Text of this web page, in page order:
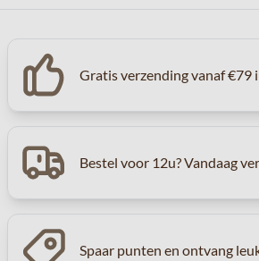
Gratis verzending vanaf €79
Bestel voor 12u? Vandaag
Spaar punten en ontvang